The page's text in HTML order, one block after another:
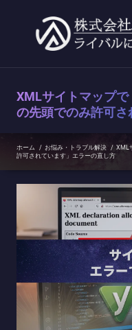
へ
XMLサイトマップ
の先頭でのみ許可
ホーム / お悩み・トラブル解決 / XML
許可されています」エラーの直し方